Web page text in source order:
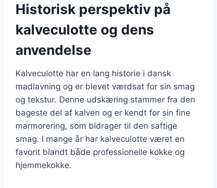
Historisk perspektiv på
kalveculotte og dens
anvendelse
Kalveculotte har en lang historie i dansk
madlavning og er blevet værdsat for sin smag
og tekstur. Denne udskæring stammer fra den
bageste del af kalven og er kendt for sin fine
marmorering, som bidrager til den saftige
smag. I mange år har kalveculotte været en
favorit blandt både professionelle kokke og
hjemmekokke.